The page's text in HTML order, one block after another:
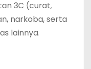
3C (curat,
narkoba, serta
lainnya.